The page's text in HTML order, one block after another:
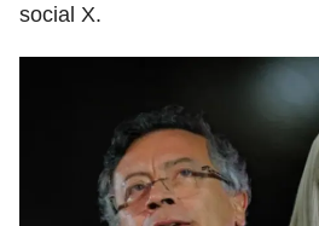
social X.